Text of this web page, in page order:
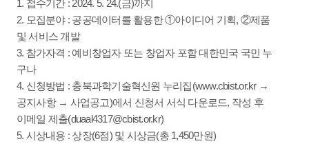
1. 접수기간 : 2024. 5. 24.(금)까지
2. 모집분야 : 공공데이터를 활용한 ①아이디어 기획, ②제품
및 서비스 개발
3. 참가자격 : 예비창업자 또는 창업자 포함 대한민국 국민 누
구나
4. 신청방법 : 충북과학기술혁신원 누리집(www.cbist.or.kr →
공지사항 → 사업공고)에서 신청서 서식 다운로드, 작성 후
이메일 제출(duaal4317@cbist.or.kr)
5. 시상내용 : 상장(6점) 및 시상금(총 1,450만원)